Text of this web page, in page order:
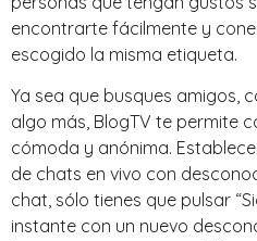
encontrarte fácilmente y
escogido la misma etiqueta.
Ya sea que busques amigos,
algo más, BlogTV te permite
cómoda y anónima.
de chats en vivo con
chat, sólo tienes que pulsar
instante con un nuevo